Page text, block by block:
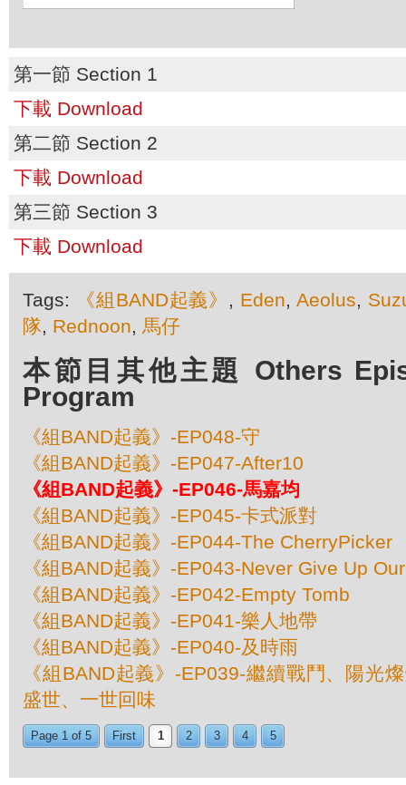
第一節 Section 1
下載 Download
第二節 Section 2
下載 Download
第三節 Section 3
下載 Download
Tags: 《組BAND起義》 , Eden, Aeolus,
隊, Rednoon, 馬仔
本節目其他主題 Others
Program
《組BAND起義》-EP048-守
《組BAND起義》-EP047-After10
《組BAND起義》-EP046-馬嘉均
《組BAND起義》-EP045-卡式派對
《組BAND起義》-EP044-The CherryPicker
《組BAND起義》-EP043-Never Give Up
《組BAND起義》-EP042-Empty Tomb
《組BAND起義》-EP041-樂人地帶
《組BAND起義》-EP040-及時雨
《組BAND起義》-EP039-繼續戰鬥、陽光
盛世、一世回味
Page 1 of 5 First 1 2 3 4 5